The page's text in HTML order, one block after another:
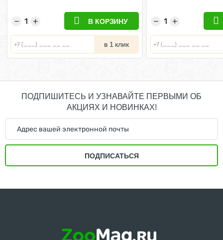
+
− В КОРЗИНУ
в 1 клик
+
−
ПОДПИШИТЕСЬ И УЗНАВАЙТЕ ПЕРВЫМИ ОБ
АКЦИЯХ И НОВИНКАХ!
ПОДПИСАТЬСЯ